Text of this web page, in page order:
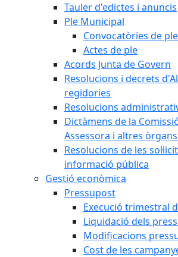
Tauler d'edictes i anuncis
Ple Municipal
Convocatòries de
Actes de ple
Acords Junta de Govern
Resolucions i decrets
regidories
Resolucions
Dictàmens de la
Assessora i altres
Resolucions de les
informació pública
Gestió econòmica
Pressupost
Execució trimestral
Liquidació dels
Modificacions
Cost de les